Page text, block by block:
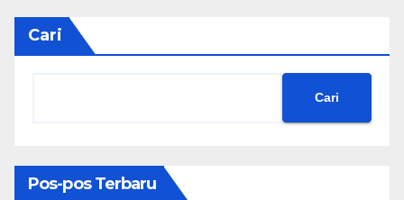
Cari
Cari
Pos-pos Terbaru